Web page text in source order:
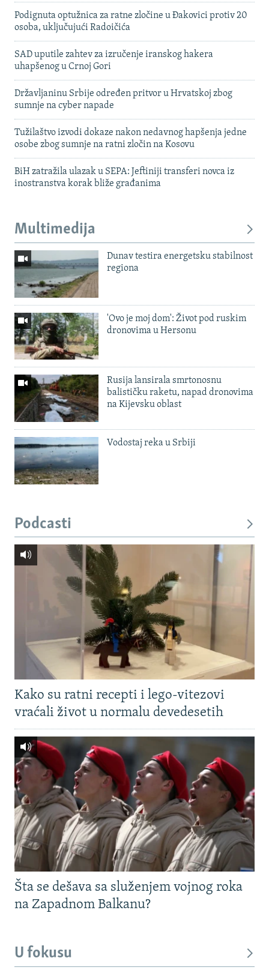
Podignuta optužnica za ratne zločine u Đakovici protiv 20
osoba, uključujući Radoičića
SAD uputile zahtev za izručenje iranskog hakera
uhapšenog u Crnoj Gori
Državljaninu Srbije određen pritvor u Hrvatskoj zbog
sumnje na cyber napade
Tužilaštvo izvodi dokaze nakon nedavnog hapšenja jedne
osobe zbog sumnje na ratni zločin na Kosovu
BiH zatražila ulazak u SEPA: Jeftiniji transferi novca iz
inostranstva korak bliže građanima
Multimedija
Dunav testira energetsku stabilnost
regiona
'Ovo je moj dom': Život pod ruskim
dronovima u Hersonu
Rusija lansirala smrtonosnu
balističku raketu, napad dronovima
na Kijevsku oblast
Vodostaj reka u Srbiji
Podcasti
Kako su ratni recepti i lego-vitezovi
vraćali život u normalu devedesetih
Šta se dešava sa služenjem vojnog roka
na Zapadnom Balkanu?
U fokusu